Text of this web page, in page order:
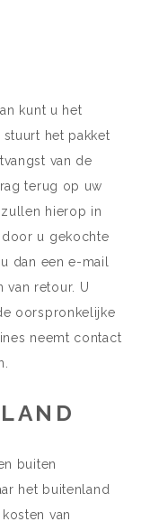
kunt u het
het pakket
van de
terug op uw
hierop in
u gekochte
dan een e-mail
van retour. U
oorspronkelijke
neemt contact
buiten
het buitenland
van